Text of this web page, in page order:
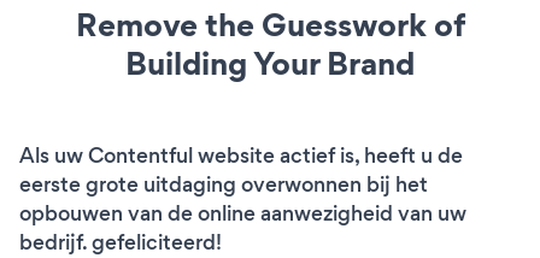
Remove the Guesswork of
Building Your Brand
Als uw Contentful website actief is, heeft u de
eerste grote uitdaging overwonnen bij het
opbouwen van de online aanwezigheid van uw
bedrijf. gefeliciteerd!